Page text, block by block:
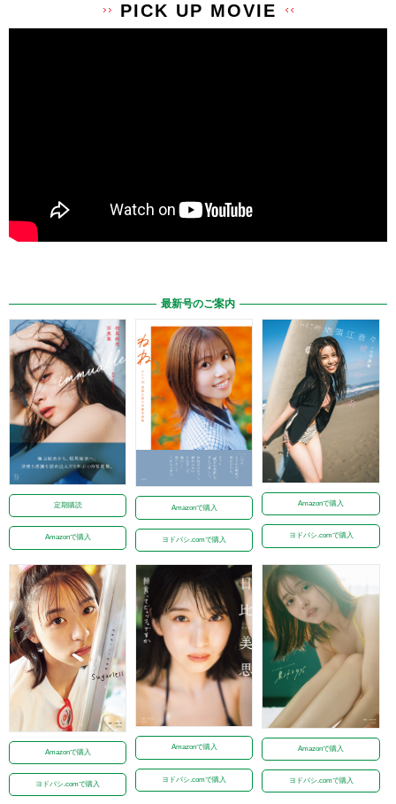
PICK UP MOVIE
最新号のご案内
定期購読
Amazonで購入
Amazonで購入
ヨドバシ.comで購入
Amazonで購入
ヨドバシ.comで購入
Amazonで購入
ヨドバシ.comで購入
Amazonで購入
ヨドバシ.comで購入
Amazonで購入
ヨドバシ.comで購入